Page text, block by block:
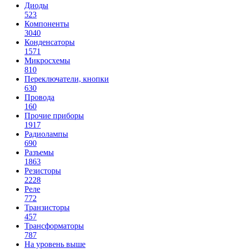
Диоды
523
Компоненты
3040
Конденсаторы
1571
Микросхемы
810
Переключатели, кнопки
630
Провода
160
Прочие приборы
1917
Радиолампы
690
Разъемы
1863
Резисторы
2228
Реле
772
Транзисторы
457
Трансформаторы
787
На уровень выше